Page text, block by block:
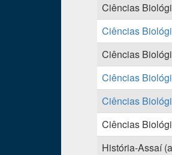
Ciências
Ciências
Ciências
Ciências
Ciências
Ciências
História-Assaí